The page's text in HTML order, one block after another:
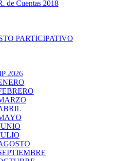
de Cuentas 2018
PARTICIPATIVO
2026